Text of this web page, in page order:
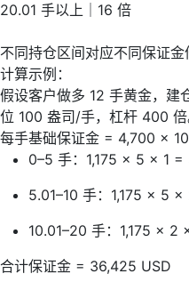
20.01 手以上｜ 16 倍
不同持仓区间对应不同保证金
计算示例：
假设客户做多 12 手黄金，建
位 100 盎司 /手，杠杆 400 倍
每手基础保证金 = 4,700 ×
0–5 手： 1,175 × 5 × 1
5.01–10 手： 1,175 × 5 ×
10.01–20 手： 1,175 × 2
合计保证金 = 36,425 USD